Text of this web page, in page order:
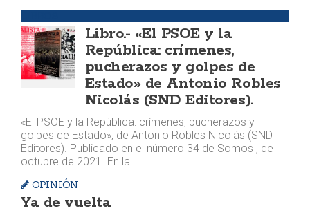
Libro.- «El PSOE y la
República: crímenes,
pucherazos y golpes de
Estado» de Antonio Robles
Nicolás (SND Editores).
«El PSOE y la República: crímenes, pucherazos y
golpes de Estado», de Antonio Robles Nicolás (SND
Editores). Publicado en el número 34 de Somos , de
octubre de 2021. En la…
OPINIÓN
Ya de vuelta